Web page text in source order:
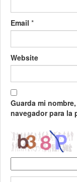
Email *
Website
Guarda mi
navegador para la